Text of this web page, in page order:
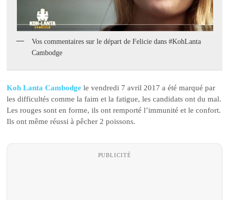
Vos commentaires sur le départ de Felicie dans #KohLanta
Cambodge
Koh Lanta Cambodge le vendredi 7 avril 2017 a été marqué par
les difficultés comme la faim et la fatigue, les candidats ont du mal.
Les rouges sont en forme, ils ont remporté l’immunité et le confort.
Ils ont même réussi à pêcher 2 poissons.
PUBLICITÉ